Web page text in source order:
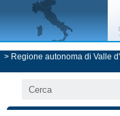
> Regione autonoma di Valle